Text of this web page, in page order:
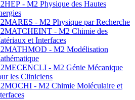
- M2 Physique des Hautes
- M2 Physique par Recherche
- M2 Chimie des
et Interfaces
- M2 Modélisation
- M2 Génie Mécanique
les Cliniciens
- M2 Chimie Moléculaire et